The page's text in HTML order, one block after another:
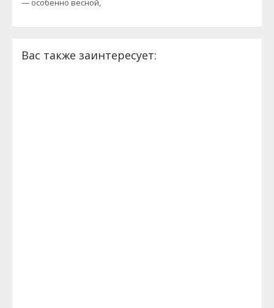
— особенно весной,
Вас также заинтересует: